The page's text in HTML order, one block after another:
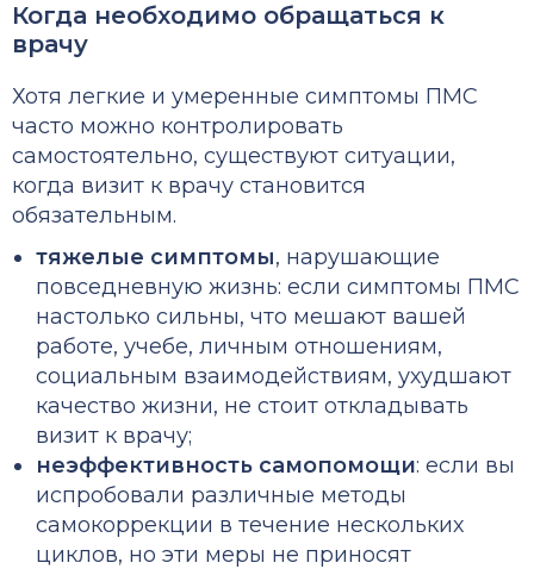
Когда необходимо обращаться к
врачу
Хотя легкие и умеренные симптомы ПМС
часто можно контролировать
самостоятельно, существуют ситуации,
когда визит к врачу становится
обязательным.
тяжелые симптомы, нарушающие
повседневную жизнь: если симптомы ПМС
настолько сильны, что мешают вашей
работе, учебе, личным отношениям,
социальным взаимодействиям, ухудшают
качество жизни, не стоит откладывать
визит к врачу;
неэффективность самопомощи: если вы
испробовали различные методы
самокоррекции в течение нескольких
циклов, но эти меры не приносят